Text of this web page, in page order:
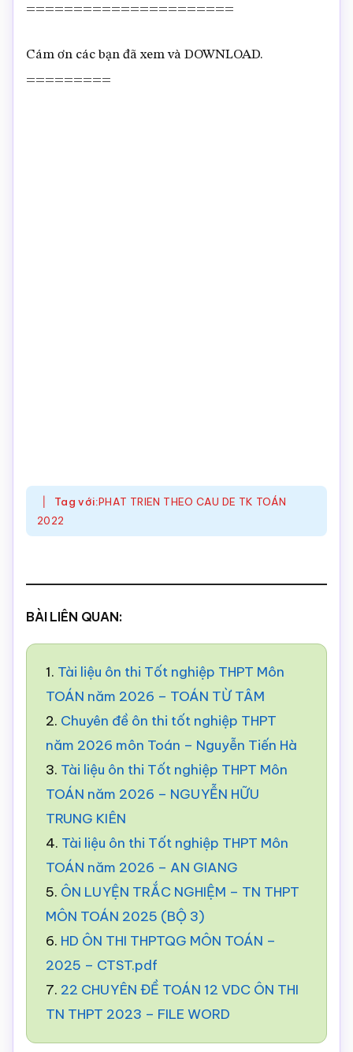
======================
Cám ơn các bạn đã xem và DOWNLOAD.
=========
Tag với:PHAT TRIEN THEO CAU DE TK TOÁN
2022
BÀI LIÊN QUAN:
1. Tài liệu ôn thi Tốt nghiệp THPT Môn
TOÁN năm 2026 – TOÁN TỪ TÂM
2. Chuyên đề ôn thi tốt nghiệp THPT
năm 2026 môn Toán – Nguyễn Tiến Hà
3. Tài liệu ôn thi Tốt nghiệp THPT Môn
TOÁN năm 2026 – NGUYỄN HỮU
TRUNG KIÊN
4. Tài liệu ôn thi Tốt nghiệp THPT Môn
TOÁN năm 2026 – AN GIANG
5. ÔN LUYỆN TRẮC NGHIỆM – TN THPT
MÔN TOÁN 2025 (BỘ 3)
6. HD ÔN THI THPTQG MÔN TOÁN –
2025 – CTST.pdf
7. 22 CHUYÊN ĐỀ TOÁN 12 VDC ÔN THI
TN THPT 2023 – FILE WORD